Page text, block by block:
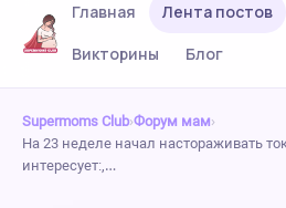
Главная
Лента постов
Викторины
Блог
Supermoms Club›Форум мам›
На 23 неделе начал настораживать
интересует:,…